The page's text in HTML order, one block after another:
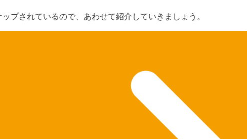
プされているので、あわせて紹介していきましょう。